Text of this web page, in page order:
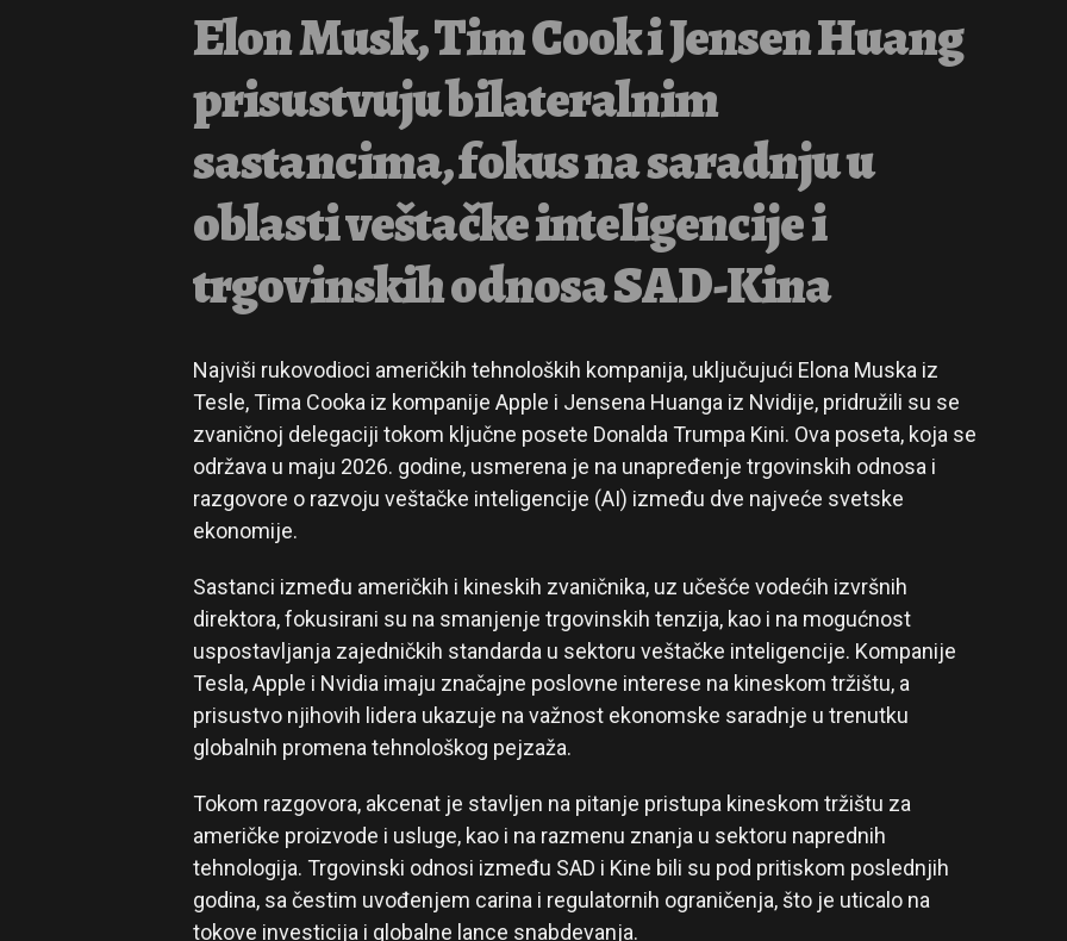
Elon Musk, Tim Cook i Jensen Huang
prisustvuju bilateralnim
sastancima, fokus na saradnju u
oblasti veštačke inteligencije i
trgovinskih odnosa SAD-Kina
Najviši rukovodioci američkih tehnoloških kompanija, uključujući Elona Muska iz
Tesle, Tima Cooka iz kompanije Apple i Jensena Huanga iz Nvidije, pridružili su se
zvaničnoj delegaciji tokom ključne posete Donalda Trumpa Kini. Ova poseta, koja se
održava u maju 2026. godine, usmerena je na unapređenje trgovinskih odnosa i
razgovore o razvoju veštačke inteligencije (AI) između dve najveće svetske
ekonomije.
Sastanci između američkih i kineskih zvaničnika, uz učešće vodećih izvršnih
direktora, fokusirani su na smanjenje trgovinskih tenzija, kao i na mogućnost
uspostavljanja zajedničkih standarda u sektoru veštačke inteligencije. Kompanije
Tesla, Apple i Nvidia imaju značajne poslovne interese na kineskom tržištu, a
prisustvo njihovih lidera ukazuje na važnost ekonomske saradnje u trenutku
globalnih promena tehnološkog pejzaža.
Tokom razgovora, akcenat je stavljen na pitanje pristupa kineskom tržištu za
američke proizvode i usluge, kao i na razmenu znanja u sektoru naprednih
tehnologija. Trgovinski odnosi između SAD i Kine bili su pod pritiskom poslednjih
godina, sa čestim uvođenjem carina i regulatornih ograničenja, što je uticalo na
tokove investicija i globalne lance snabdevanja.